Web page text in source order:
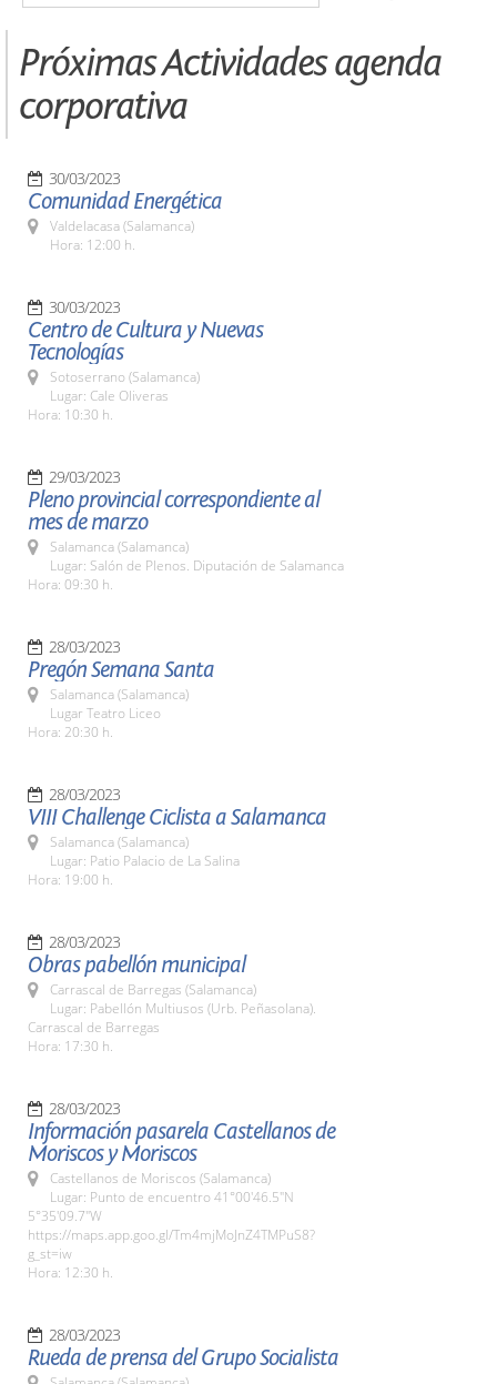
Próximas Actividades agenda
corporativa
30/03/2023
Comunidad Energética
Valdelacasa (Salamanca)
Hora: 12:00 h.
30/03/2023
Centro de Cultura y Nuevas
Tecnologías
Sotoserrano (Salamanca)
Lugar: Cale Oliveras
Hora: 10:30 h.
29/03/2023
Pleno provincial correspondiente al
mes de marzo
Salamanca (Salamanca)
Lugar: Salón de Plenos. Diputación de Salamanca
Hora: 09:30 h.
28/03/2023
Pregón Semana Santa
Salamanca (Salamanca)
Lugar Teatro Liceo
Hora: 20:30 h.
28/03/2023
VIII Challenge Ciclista a Salamanca
Salamanca (Salamanca)
Lugar: Patio Palacio de La Salina
Hora: 19:00 h.
28/03/2023
Obras pabellón municipal
Carrascal de Barregas (Salamanca)
Lugar: Pabellón Multiusos (Urb. Peñasolana).
Carrascal de Barregas
Hora: 17:30 h.
28/03/2023
Información pasarela Castellanos de
Moriscos y Moriscos
Castellanos de Moriscos (Salamanca)
Lugar: Punto de encuentro 41°00'46.5"N
5°35'09.7"W
https://maps.app.goo.gl/Tm4mjMoJnZ4TMPuS8?
g_st=iw
Hora: 12:30 h.
28/03/2023
Rueda de prensa del Grupo Socialista